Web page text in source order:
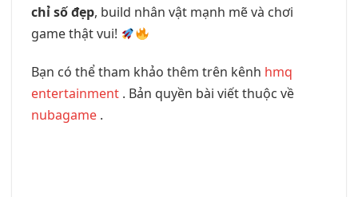
chỉ số đẹp, build nhân vật mạnh mẽ và chơi
game thật vui!
Bạn có thể tham khảo thêm trên kênh hmq
entertainment . Bản quyền bài viết thuộc về
nubagame .